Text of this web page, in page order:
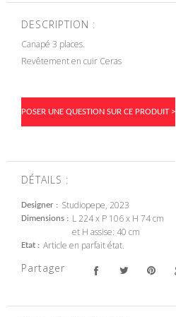
DESCRIPTION :
Canapé 3 places.
Revêtement en cuir Ceras
POSER UNE QUESTION SUR CE PRODUIT >
DÉTAILS :
Designer Studiopepe, 2023
Dimensions
L 224 x P 106 x H 74 cm
et H assise: 40 cm
Etat Article en parfait état.
Partager